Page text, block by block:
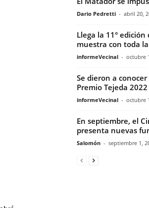
Dario Pedretti - abril 20,
Llega la 11°
muestra con toda
informeVecinal - octubre
Se dieron a
Premio Tejeda 2022
informeVecinal - octubre
En septiembre, el
presenta nuevas
Salomón - septiembre 1,